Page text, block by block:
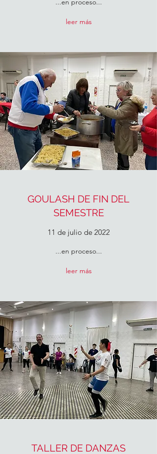
...en proceso...
leer más
GOULASH DE FIN DEL
SEMESTRE
11 de julio de 2022
...en proceso...
leer más
TALLER DE DANZAS